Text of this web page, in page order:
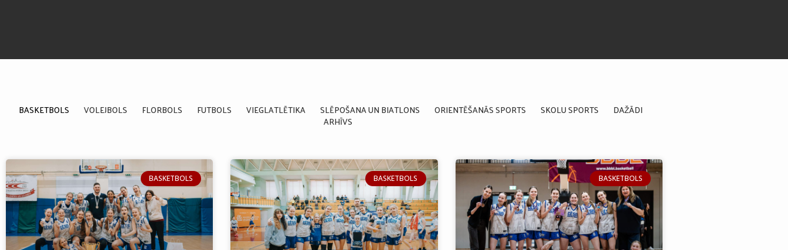
BASKETBOLS VOLEJBOLS FLORBOLS FUTBOLS VIEGLATLĒTIKA SLĒPOŠANA UN BIATLONS ORIENTĒŠANĀS SPORTS SKOLU SPORTS
DAŽĀDI
ARHĪVS
BASKETBOLS BASKETBOLS BASKETBOLS